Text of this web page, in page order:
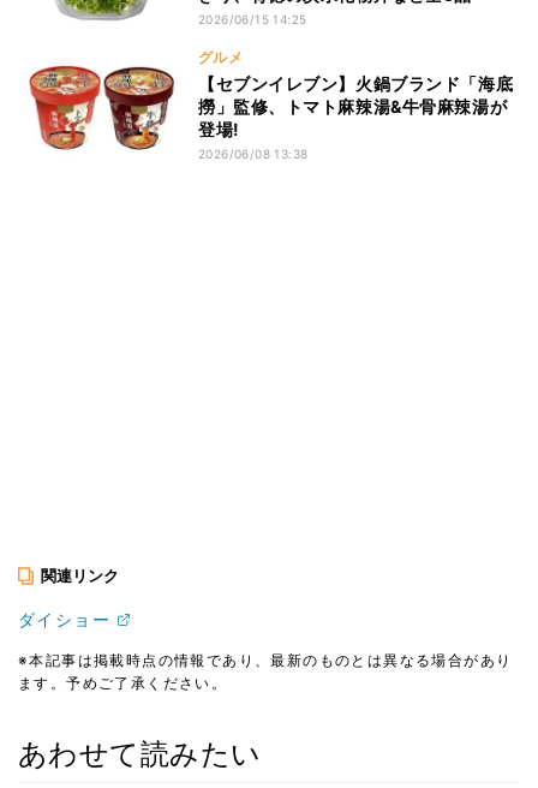
2026/06/15 14:25
グルメ
【セブンイレブン】火鍋ブランド「海底
撈」監修、トマト麻辣湯&牛骨麻辣湯が
登場!
2026/06/08 13:38
関連リンク
ダイショー
※本記事は掲載時点の情報であり、最新のものとは異なる場合があり
ます。予めご了承ください。
あわせて読みたい